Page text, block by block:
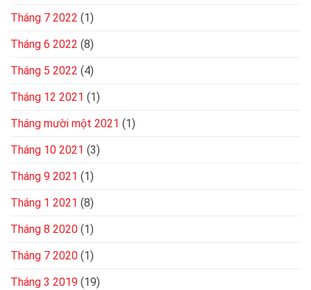
Tháng 7 2022 (1)
Tháng 6 2022 (8)
Tháng 5 2022 (4)
Tháng 12 2021 (1)
Tháng mười một 2021 (1)
Tháng 10 2021 (3)
Tháng 9 2021 (1)
Tháng 1 2021 (8)
Tháng 8 2020 (1)
Tháng 7 2020 (1)
Tháng 3 2019 (19)